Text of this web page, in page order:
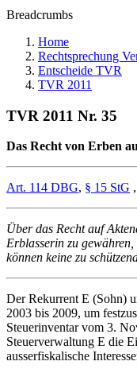
Breadcrumbs
Home
Rechtsprechung
Entscheide TVR
TVR 2011
TVR 2011 Nr. 35
Das Recht von Erben
Art. 114 DBG, § 15 StG ,
Über das Recht auf
Erblasserin zu
können keine zu
Der Rekurrent E (Sohn)
2003 bis 2009, um
Steuerinventar vom 3.
Steuerverwaltung E die
ausserfiskalische